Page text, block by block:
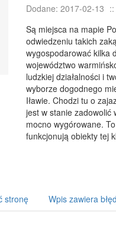
Dodane: 2017-02-13 ::
Są miejsca na mapie
odwiedzeniu takich
wygospodarować kilka
województwo
ludzkiej działalności i
wyborze dogodnego
Iławie. Chodzi tu o
jest w stanie zadowolić
mocno wygórowane.
funkcjonują obiekty tej
stronę Wpis zawiera